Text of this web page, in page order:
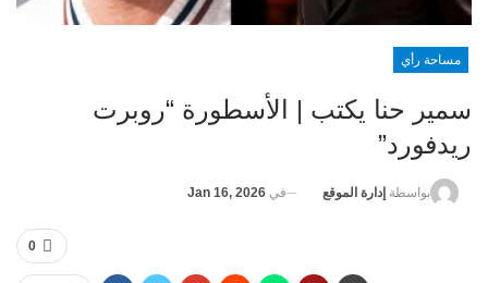
مساحة رأي
سمير حنا يكتب | الأسطورة “روبرت
ريدفورد”
بواسطة إدارة الموقع في Jan 16, 2026
0